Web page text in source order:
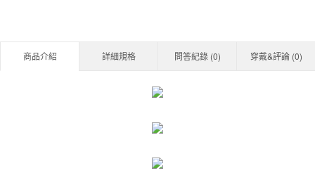
商品介紹 詳細規格 問答紀錄 (0) 穿戴&評論 (0)